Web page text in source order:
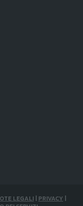
LEGALI | PRIVACY |